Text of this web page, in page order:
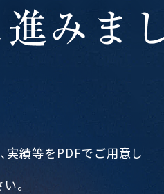
実績等をPDFでご用意し
。